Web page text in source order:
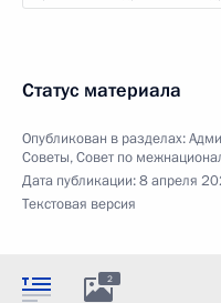
Статус материала
Опубликован в разделах:
Советы,Совет по
Дата публикации:8 апреля
Текстовая версия
2